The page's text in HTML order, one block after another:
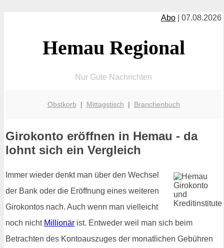
Abo | 07.08.2026
Hemau Regional
Nur Gute Nachrichten
Obstkorb | Mittagstisch | Branchenbuch
Girokonto eröffnen in Hemau - da
lohnt sich ein Vergleich
Immer wieder denkt man über den Wechsel
der Bank oder die Eröffnung eines weiteren
Girokontos nach. Auch wenn man vielleicht
noch nicht Millionär ist. Entweder weil man sich beim
Betrachten des Kontoauszuges der monatlichen Gebühren